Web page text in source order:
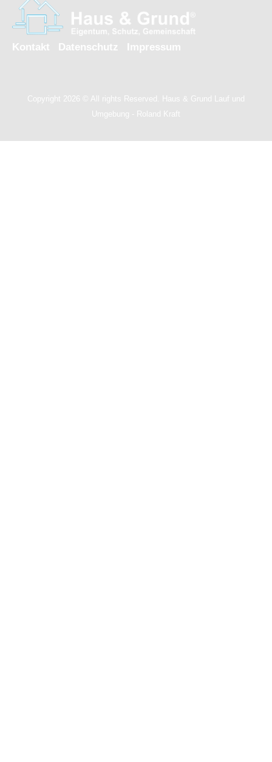
Kontakt Datenschutz Impressum
Copyright 2026 © All rights Reserved. Haus & Grund Lauf und
Umgebung - Roland Kraft